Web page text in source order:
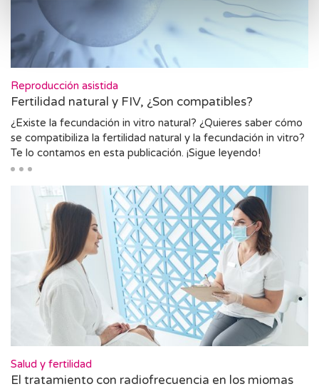
Reproducción asistida
Fertilidad natural y FIV, ¿Son compatibles?
¿Existe la fecundación in vitro natural? ¿Quieres saber cómo
se compatibiliza la fertilidad natural y la fecundación in vitro?
Te lo contamos en esta publicación. ¡Sigue leyendo!
Salud y fertilidad
El tratamiento con radiofrecuencia en los miomas